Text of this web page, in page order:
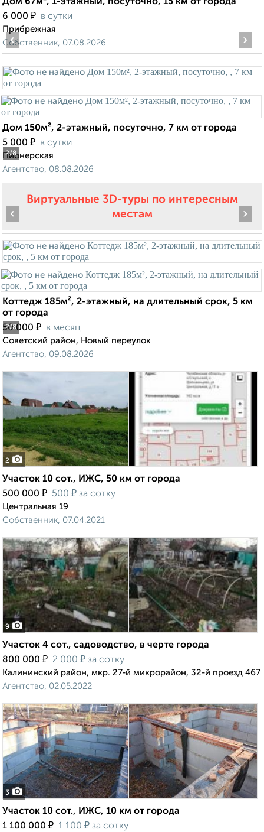
Дом 67м², 1-этажный, посуточно, 15 км от города
6 000 ₽ в сутки
Прибрежная
Собственник, 07.08.2026
2/8
‹ ›
Дом 150м², 2-этажный, посуточно, 7 км от города
5 000 ₽ в сутки
Пионерская
Агентство, 08.08.2026
Виртуальные 3D-туры по интересным
местам
2/8
‹ ›
Коттедж 185м², 2-этажный, на длительный срок, 5 км
от города
50 000 ₽ в месяц
Советский район, Новый переулок
Агентство, 09.08.2026
2
Участок 10 сот., ИЖС, 50 км от города
500 000 ₽ 500 ₽ за сотку
Центральная 19
Собственник, 07.04.2021
9
Участок 4 сот., садоводство, в черте города
800 000 ₽ 2 000 ₽ за сотку
Калининский район, мкр. 27-й микрорайон, 32-й проезд 467
Агентство, 02.05.2022
3
Участок 10 сот., ИЖС, 10 км от города
1 100 000 ₽ 1 100 ₽ за сотку